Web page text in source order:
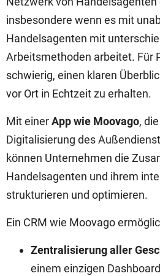
insbesondere wenn es mit
Handelsagenten mit
Arbeitsmethoden arbeitet. Für
schwierig, einen klaren
vor Ort in Echtzeit zu erhalten.
Mit einerApp wie Moovago,
Digitalisierung des
können Unternehmen die
Handelsagenten und ihrem
strukturieren und optimieren.
Ein CRM wie Moovago
Zentralisierung aller
einem einzigen